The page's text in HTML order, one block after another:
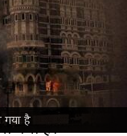
गया है
तहव्वुर राणा